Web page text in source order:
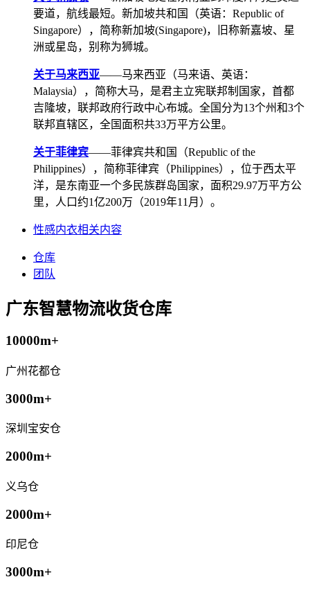
要道，航线最短。新加坡共和国（英语：Republic of
Singapore），简称新加坡(Singapore)，旧称新嘉坡、星
洲或星岛，别称为狮城。
关于马来西亚——马来西亚（马来语、英语：
Malaysia），简称大马，是君主立宪联邦制国家，首都
吉隆坡，联邦政府行政中心布城。全国分为13个州和3个
联邦直辖区，全国面积共33万平方公里。
关于菲律宾——菲律宾共和国（Republic of the
Philippines），简称菲律宾（Philippines），位于西太平
洋，是东南亚一个多民族群岛国家，面积29.97万平方公
里，人口约1亿200万（2019年11月）。
性感内衣相关内容
仓库
团队
广东智慧物流收货仓库
10000m+
广州花都仓
3000m+
深圳宝安仓
2000m+
义乌仓
2000m+
印尼仓
3000m+